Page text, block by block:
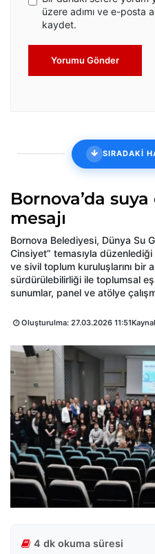
üzere adımı ve e-posta
kaydet.
Yorumu Gönder
SIRADAKİ
Bornova’da
mesajı
Bornova Belediyesi, Dünya Su
Cinsiyet” temasıyla
ve sivil toplum kuruluşlarını bir
sürdürülebilirliği ile toplumsal
sunumlar, panel ve atölye
Oluşturulma: 27.03.2026 11:51
4 dk okuma süresi